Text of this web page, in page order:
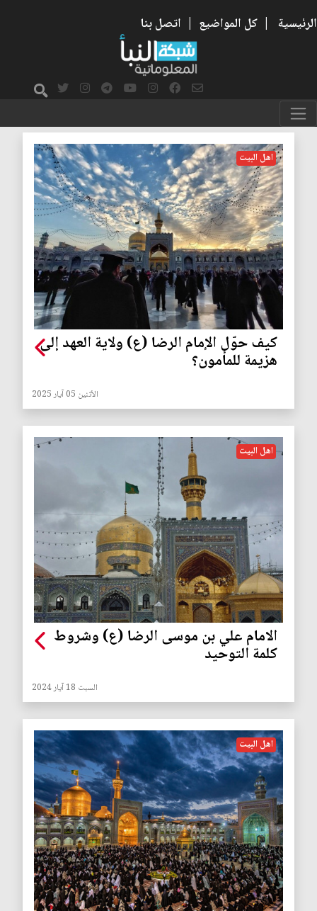
الرئيسية | كل المواضيع | اتصل بنا
المأمون
اهل البيت
كيف حوّل الإمام الرضا (ع) ولاية العهد إلى
هزيمة للمأمون؟
الأثنين 05 آيار 2025
اهل البيت
الامام علي بن موسى الرضا (ع) وشروط
كلمة التوحيد
السبت 18 آيار 2024
اهل البيت